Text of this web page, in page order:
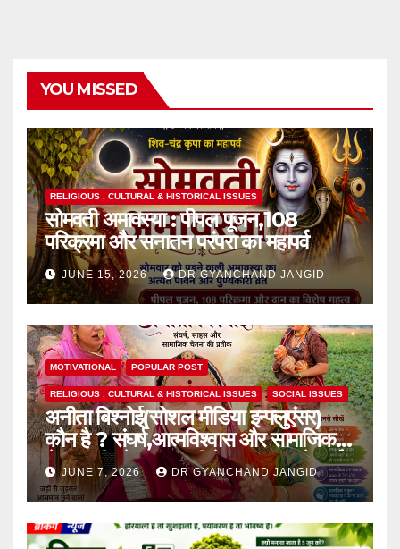
YOU MISSED
RELIGIOUS , CULTURAL & HISTORICAL ISSUES
सोमवती अमावस्या : पीपल पूजन,108
परिक्रमा और सनातन परंपरा का महापर्व
JUNE 15, 2026 DR GYANCHAND JANGID
MOTIVATIONAL POPULAR POST
RELIGIOUS , CULTURAL & HISTORICAL ISSUES SOCIAL ISSUES
अनीता बिश्नोई(सोशल मीडिया इन्फ्लुएंसर)
कौन है ? संघर्ष,आत्मविश्वास और सामाजिक
चेतना की प्रेरक,हाल ही में एक घटना से आई
चर्चा में,
JUNE 7, 2026 DR GYANCHAND JANGID